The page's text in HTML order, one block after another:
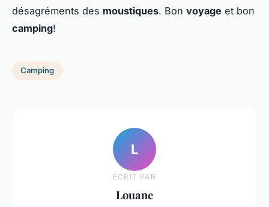
désagréments des moustiques. Bon voyage et bon
camping!
Camping
L
ECRIT PAR
Louane